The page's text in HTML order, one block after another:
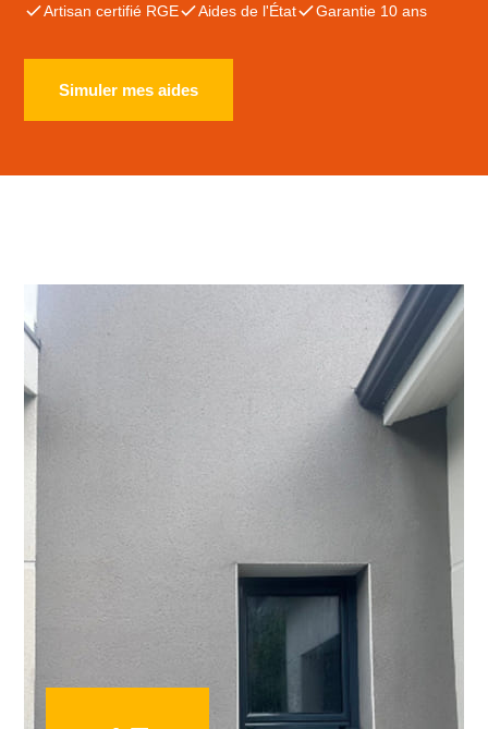
Artisan certifié RGE Aides de l'État Garantie 10 ans
Simuler mes aides